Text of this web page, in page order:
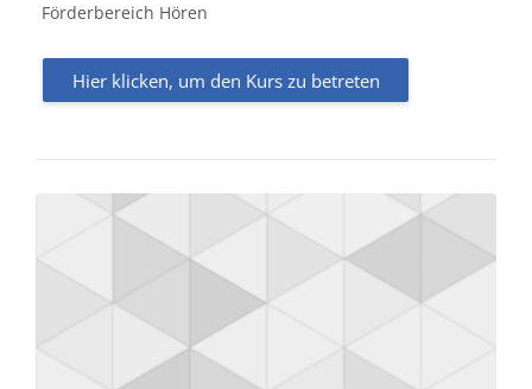
Förderbereich Hören
Hier klicken, um den Kurs zu betreten